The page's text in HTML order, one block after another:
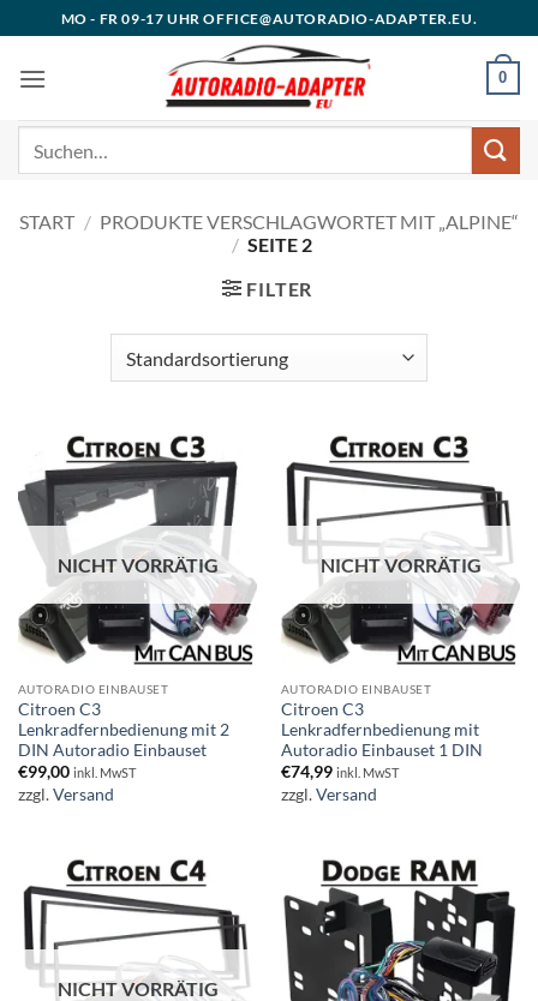
Inhalt
springen
MO - FR 09-17 UHR OFFICE@AUTORADIO-ADAPTER.EU.
0
START / PRODUKTE VERSCHLAGWORTET MIT „ALPINE“
/ SEITE 2
FILTER
NICHT VORRÄTIG
AUTORADIO EINBAUSET
Citroen C3
Lenkradfernbedienung mit 2
DIN Autoradio Einbauset
€99,00 inkl. MwST
zzgl.Versand
NICHT VORRÄTIG
AUTORADIO EINBAUSET
Citroen C3
Lenkradfernbedienung mit
Autoradio Einbauset 1 DIN
€74,99 inkl. MwST
zzgl.Versand
NICHT VORRÄTIG